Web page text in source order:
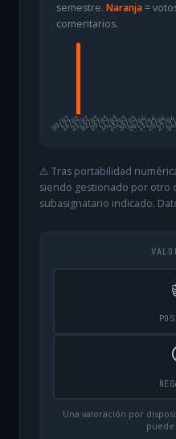
semestre. Naranja=
comentarios.
09/02
16/0223/0202/0309/0316/0323/0330/0306/0413/0420/0427/04
⚠️ Tras portabilidad
siendo gestionado por otro
subasignatario indicado.
Una valoración por
puede